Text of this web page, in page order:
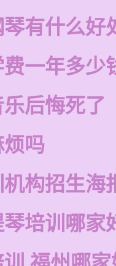
有什么好
一年多少
后悔死了
吗
构招生海
培训哪家